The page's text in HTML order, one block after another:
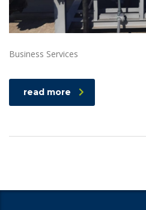
Business Services
read more